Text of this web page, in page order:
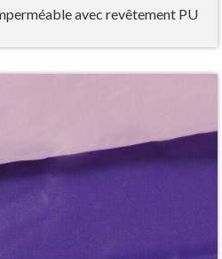
avec revêtement PU